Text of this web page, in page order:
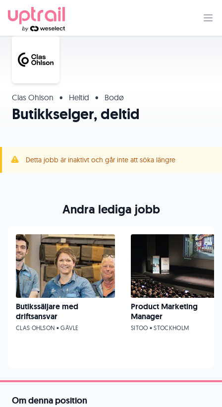
Clas Ohlson • Heltid • Bodø
Butikkselger, deltid
Detta jobb är inaktivt och går inte att söka längre
Om denna position
Andra lediga jobb
Butikssäljare med
driftsansvar
CLAS OHLSON • GÄVLE
Product Marketing
Manager
SITOO • STOCKHOLM